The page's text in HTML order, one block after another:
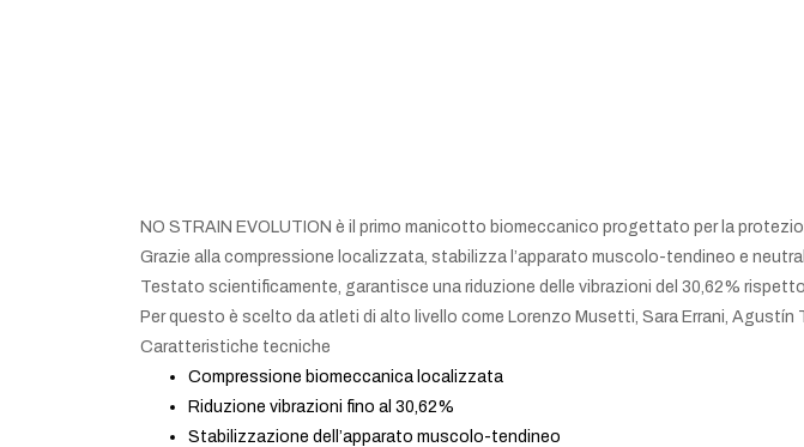
NO STRAIN EVOLUTION è il primo manicotto biomeccanico progettato per la
Grazie alla compressione localizzata, stabilizza l’apparato muscolo-tendineo e
Testato scientificamente, garantisce una riduzione delle vibrazioni del 30,62%
Per questo è scelto da atleti di alto livello come Lorenzo Musetti, Sara Errani, Agustín
Caratteristiche tecniche
Compressione biomeccanica localizzata
Riduzione vibrazioni fino al 30,62%
Stabilizzazione dell’apparato muscolo-tendineo